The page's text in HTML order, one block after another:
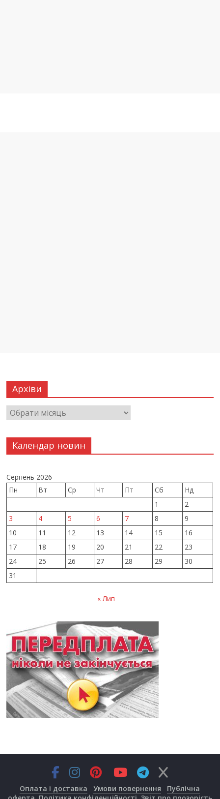
Архіви
Календар новин
Серпень 2026
Пн
Вт Ср Чт Пт Сб
Нд
1
2
3
4 5 6 7 8
9
10
11 12 13 14 15
16
17
18 19 20 21 22
23
24
25 26 27 28 29
30
31
« Лип
Оплата і доставка Умови повернення
Публічна